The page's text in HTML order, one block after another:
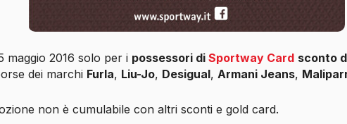
maggio 2016 solo per i possessori diSportway Card sconto
dei marchi Furla, Liu-Jo, Desigual, Armani Jeans,
non è cumulabile con altri sconti e gold card.